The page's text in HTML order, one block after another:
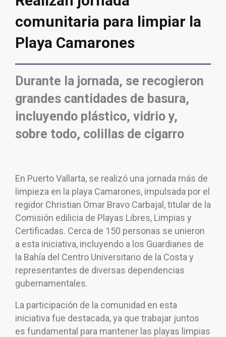
comunitaria para limpiar la
Playa Camarones
Durante la jornada, se recogieron
grandes cantidades de basura,
incluyendo plástico, vidrio y,
sobre todo, colillas de cigarro
En Puerto Vallarta, se realizó una jornada más de
limpieza en la playa Camarones, impulsada por el
regidor Christian Omar Bravo Carbajal, titular de la
Comisión edilicia de Playas Libres, Limpias y
Certificadas. Cerca de 150 personas se unieron
a esta iniciativa, incluyendo a los Guardianes de
la Bahía del Centro Universitario de la Costa y
representantes de diversas dependencias
gubernamentales.
La participación de la comunidad en esta
iniciativa fue destacada, ya que trabajar juntos
es fundamental para mantener las playas limpias